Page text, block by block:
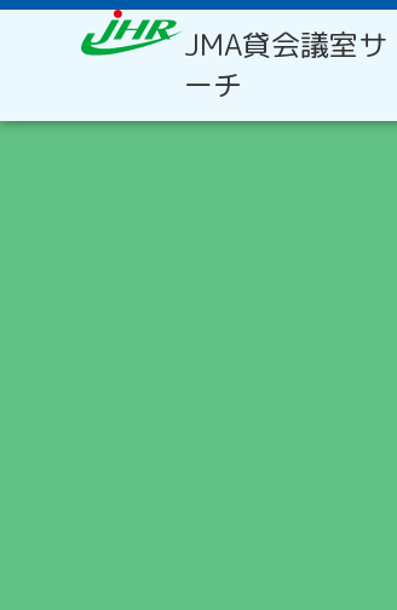
内
キ
JMA貸会議室サ
ーチ